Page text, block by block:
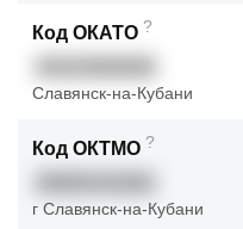
Код ОКАТО ?
Славянск-на-Кубани
Код ОКТМО ?
г Славянск-на-Кубани